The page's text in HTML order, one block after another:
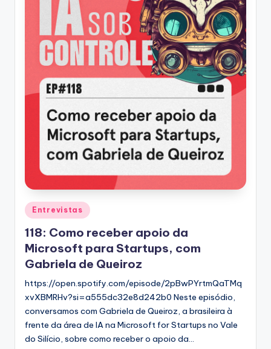
Posted
in
Entrevistas
118: Como receber apoio da
Microsoft para Startups, com
Gabriela de Queiroz
https://open.spotify.com/episode/2pBwPYrtmQaTMq
xvXBMRHv?si=a555dc32e8d242b0 Neste episódio,
conversamos com Gabriela de Queiroz, a brasileira à
frente da área de IA na Microsoft for Startups no Vale
do Silício, sobre como receber o apoio da…